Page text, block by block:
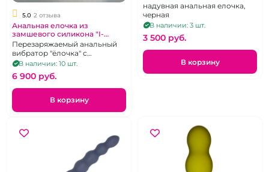
5.0 2 отзыва
Анальная елочка из
замшевого силикона "I-
Moon" длинная черная
перезаряжаемая на д\у
Перезаряжаемый анальный
вибратор "ёлочка" с
возможностью
дистанционного управления.
В наличии: 10 шт.
6 900 pуб.
В корзину
надувная анальная елочка,
черная
В наличии: 3 шт.
3 500 pуб.
В корзину